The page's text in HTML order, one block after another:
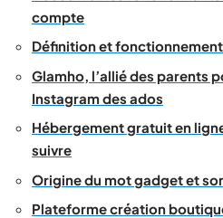
compte
Définition et
Glamho, l’allié des parents
Instagram des ados
Hébergement gratuit en
suivre
Origine du mot gadget et
Plateforme création